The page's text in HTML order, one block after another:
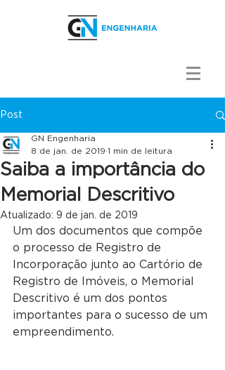
Post
Saiba a importância do
Memorial Descritivo
GN Engenharia
8 de jan. de 2019 1 min de leitura
Atualizado: 9 de jan. de 2019
Um dos documentos que compõe
o processo de Registro de
Incorporação junto ao Cartório de
Registro de Imóveis, o Memorial
Descritivo é um dos pontos
importantes para o sucesso de um
empreendimento.